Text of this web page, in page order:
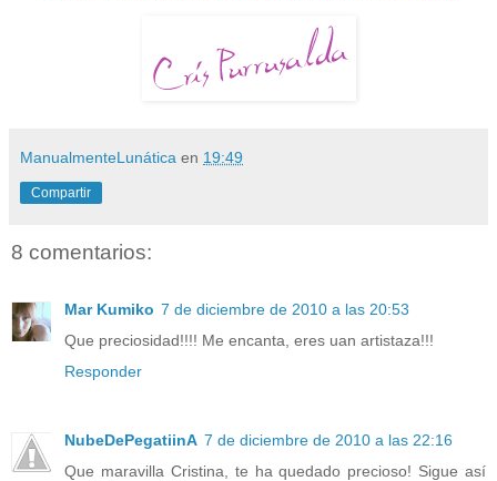
ManualmenteLunática en 19:49
Compartir
8 comentarios:
Mar Kumiko 7 de diciembre de 2010 a las 20:53
Que preciosidad!!!! Me encanta, eres uan artistaza!!!
Responder
NubeDePegatiinA 7 de diciembre de 2010 a las 22:16
Que maravilla Cristina, te ha quedado precioso! Sigue así